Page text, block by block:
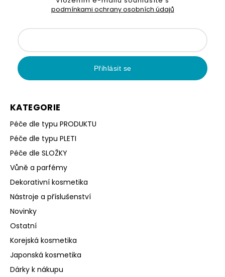
KATEGORIE
Péče dle typu PRODUKTU
Péče dle typu PLETI
Péče dle SLOŽKY
Vůně a parfémy
Dekorativní kosmetika
Nástroje a příslušenství
Novinky
Ostatní
Korejská kosmetika
Japonská kosmetika
Dárky k nákupu
podmínkami ochrany osobních údajů
Přihlásit se